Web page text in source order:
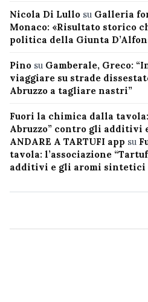
Nicola Di Lullo su Galleria
Monaco: «Risultato storico
politica della Giunta
Pino su Gamberale, Greco:
viaggiare su strade
Abruzzo a tagliare nastri”
Fuori la chimica dalla
Abruzzo” contro gli
ANDARE A TARTUFI app su
tavola: l’associazione
additivi e gli aromi sintetici